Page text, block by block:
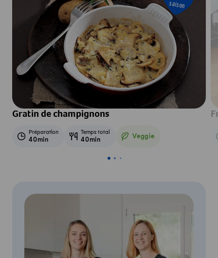
saison
Gratin de champignons
Préparation
40min
Temps total
40min Veggie
Veggie